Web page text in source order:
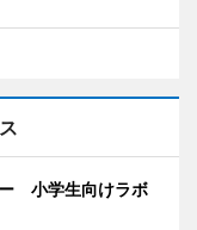
小学生向けラボ